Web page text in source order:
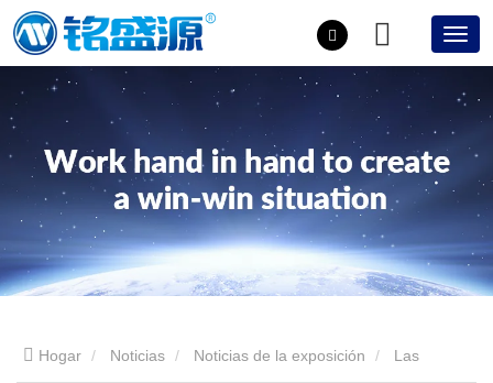
Hogar Noticias Noticias de la exposición